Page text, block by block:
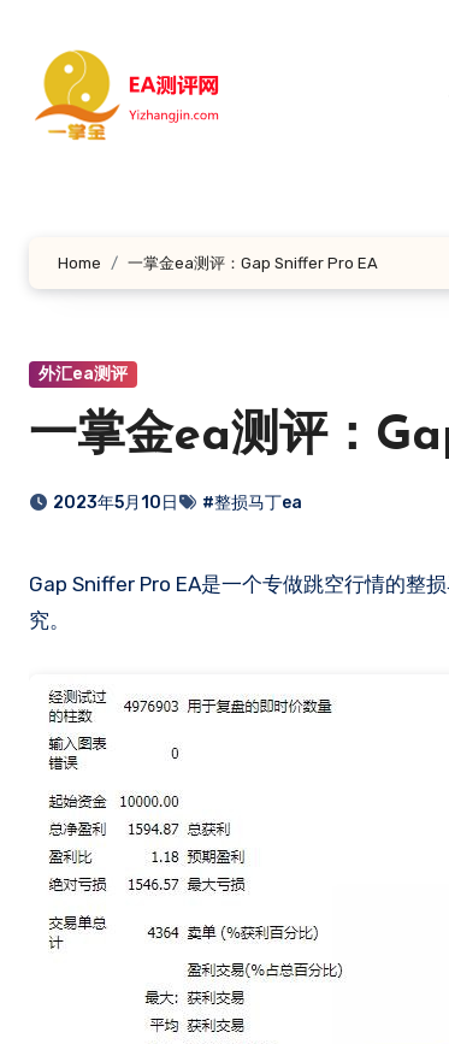
Home 一掌金ea测评：Gap Sniffer Pro EA
外汇ea测评
一掌金ea测评：
2023年5月10日 #整损马丁ea
Gap Sniffer Pro EA是一个专做跳空行情的整损马丁策略，周期不固定，周期越小单量越大。测试了几个品种如图效果，不再深
究。